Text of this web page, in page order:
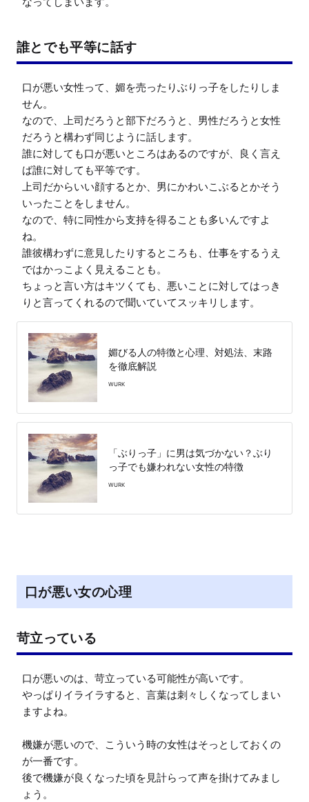
誰とでも平等に話す
口が悪い女性って、媚を売ったりぶりっ子をしたりしま
せん。
なので、上司だろうと部下だろうと、男性だろうと女性
だろうと構わず同じように話します。
誰に対しても口が悪いところはあるのですが、良く言え
ば誰に対しても平等です。
上司だからいい顔するとか、男にかわいこぶるとかそう
いったことをしません。
なので、特に同性から支持を得ることも多いんですよ
ね。
誰彼構わずに意見したりするところも、仕事をするうえ
ではかっこよく見えることも。
ちょっと言い方はキツくても、悪いことに対してはっき
りと言ってくれるので聞いていてスッキリします。
媚びる人の特徴と心理、対処法、末路
を徹底解説
WURK
「ぶりっ子」に男は気づかない？ぶり
っ子でも嫌われない女性の特徴
WURK
口が悪い女の心理
苛立っている
口が悪いのは、苛立っている可能性が高いです。
やっぱりイライラすると、言葉は刺々しくなってしまい
ますよね。
機嫌が悪いので、こういう時の女性はそっとしておくの
が一番です。
後で機嫌が良くなった頃を見計らって声を掛けてみまし
ょう。